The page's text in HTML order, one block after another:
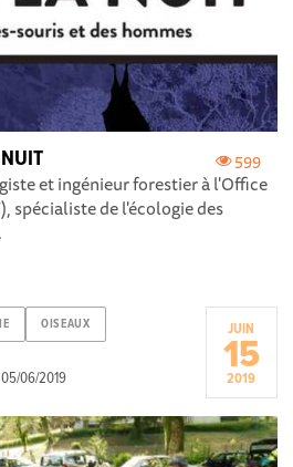
599
et ingénieur forestier à l'Office
spécialiste de l'écologie des
OISEAUX
05/06/2019
JUIN
15
2019